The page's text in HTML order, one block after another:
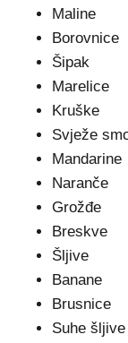
Maline
Borovnice
Šipak
Marelice
Kruške
Svježe
Mandarine
Naranče
Grožđe
Breskve
Šljive
Banane
Brusnice
Suhe šljive